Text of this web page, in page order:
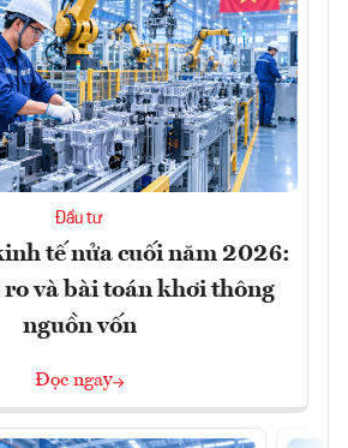
Đầu tư
tế nửa cuối năm 2026:
và bài toán khơi thông
nguồn vốn
Đọc ngay